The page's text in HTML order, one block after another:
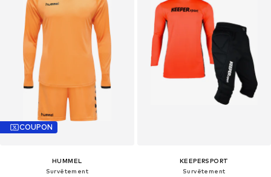
COUPON
HUMMEL
Survêtement
KEEPERSPORT
Survêtement